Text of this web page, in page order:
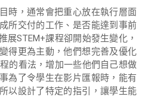
時，通常會把重心放在執行層面
所交付的工作、是否能達到事前
展STEM+課程卻開始發生變化，
得更為主動，他們想完善及優化
的看法，增加一些他們自己想做
為了令學生在影片匯報時，能有
以設計了特定的指引，讓學生能